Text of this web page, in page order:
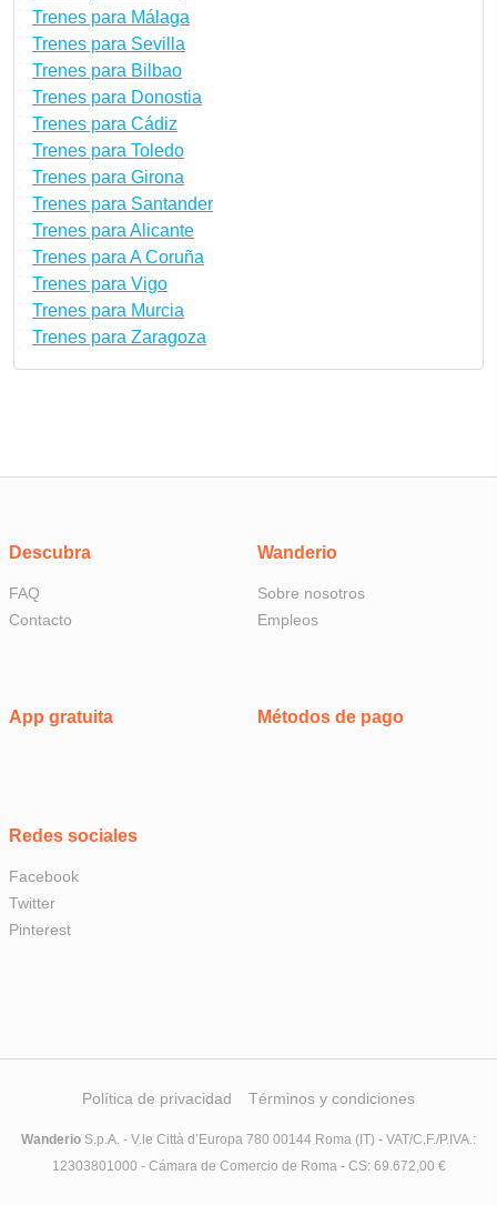
Trenes para Málaga
Trenes para Sevilla
Trenes para Bilbao
Trenes para Donostia
Trenes para Cádiz
Trenes para Toledo
Trenes para Girona
Trenes para Santander
Trenes para Alicante
Trenes para A Coruña
Trenes para Vigo
Trenes para Murcia
Trenes para Zaragoza
Descubra
FAQ
Contacto
Wanderio
Sobre nosotros
Empleos
App gratuita
Redes sociales
Facebook
Twitter
Pinterest
Métodos de pago
Política de privacidad Términos y condiciones
Wanderio S.p.A. - V.le Città d’Europa 780 00144 Roma (IT) - VAT/C.F./P.IVA.:
12303801000 - Cámara de Comercio de Roma - CS: 69.672,00 €